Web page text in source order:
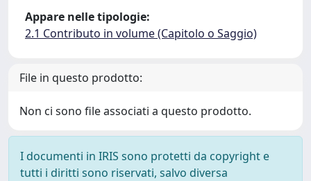
Appare nelle tipologie:
2.1 Contributo in volume (Capitolo o Saggio)
File in questo prodotto:
Non ci sono file associati a questo prodotto.
I documenti in IRIS sono protetti da copyright e
tutti i diritti sono riservati, salvo diversa